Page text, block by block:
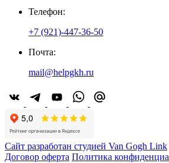
Телефон:
+7 (921)-447-36-50
Почта:
mail@helpgkh.ru
Сайт разработан студией Van Gogh Link
Договор оферта Политика